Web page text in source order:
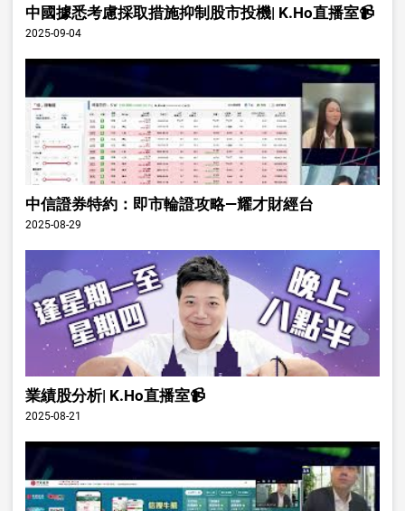
中國據悉考慮採取措施抑制股市投機| K.Ho直播室📹
2025-09-04
中信證券特約：即市輪證攻略—耀才財經台
2025-08-29
業績股分析| K.Ho直播室📹
2025-08-21